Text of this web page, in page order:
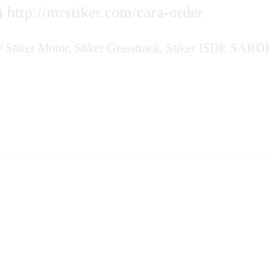
http://mrstiker.com/cara-order
Stiker Motor Stiker Grasstrack Stiker ISDE